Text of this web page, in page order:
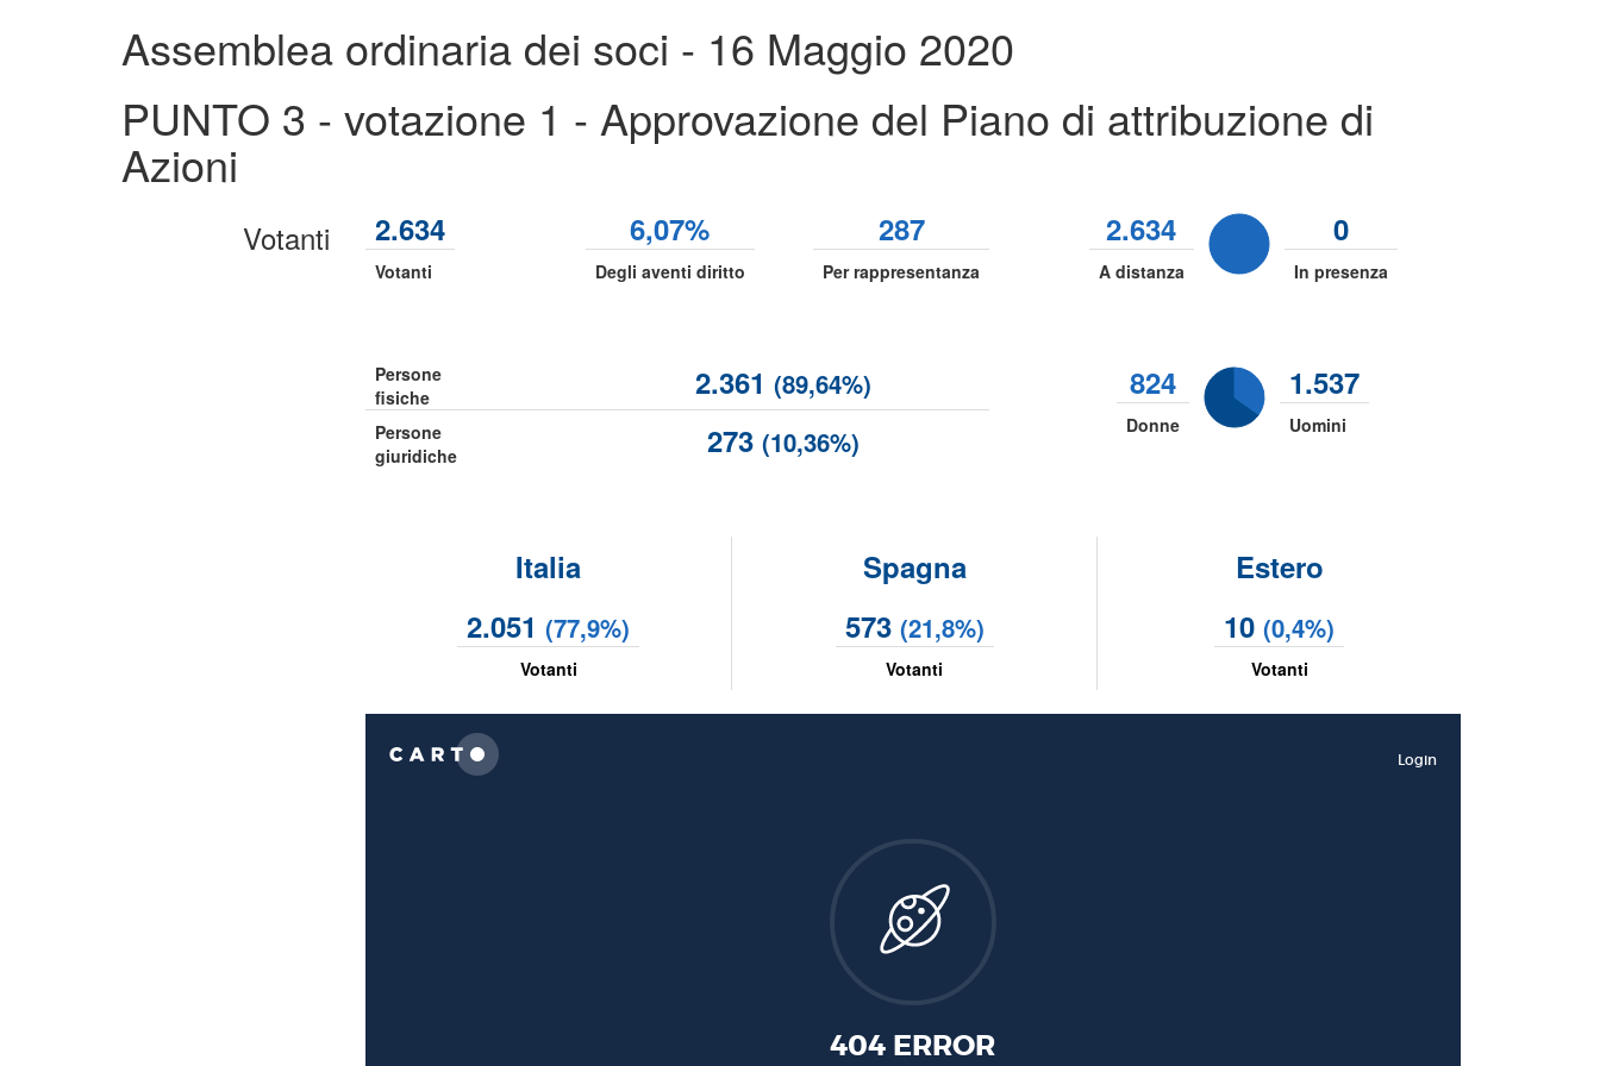
Assemblea ordinaria dei soci - 16 Maggio 2020
PUNTO 3 - votazione 1 - Approvazione del Piano di attribuzione di
Azioni
Votanti 2.634
Votanti
6,07%
Degli aventi diritto
287
Per rappresentanza
2.634 0
A distanza In presenza
Persone
fisiche
2.361 (89,64%)
Persone
giuridiche
273 (10,36%)
824 1.537
Donne Uomini
Italia Spagna
Estero
2.051 (77,9%)
Votanti
573 (21,8%)
Votanti
10 (0,4%)
Votanti